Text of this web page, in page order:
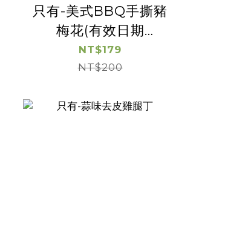
只有-美式BBQ手撕豬
梅花(有效日期
2026/9/23)
NT$179
NT$200